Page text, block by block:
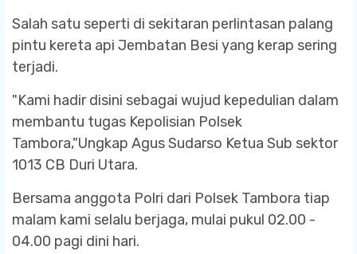
Salah satu seperti di sekitaran perlintasan palang
pintu kereta api Jembatan Besi yang kerap sering
terjadi.
"Kami hadir disini sebagai wujud kepedulian dalam
membantu tugas Kepolisian Polsek
Tambora,"Ungkap Agus Sudarso Ketua Sub sektor
1013 CB Duri Utara.
Bersama anggota Polri dari Polsek Tambora tiap
malam kami selalu berjaga, mulai pukul 02.00 -
04.00 pagi dini hari.